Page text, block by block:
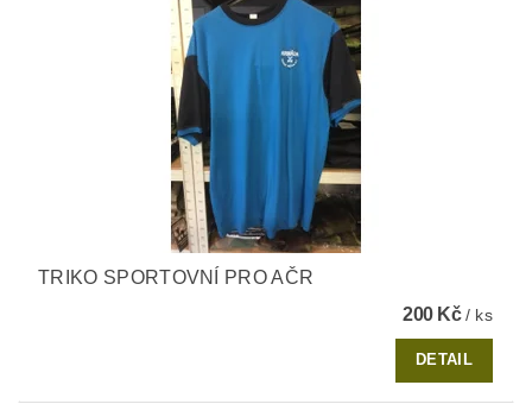
TRIKO SPORTOVNÍ PRO AČR
200 Kč/ ks
DETAIL